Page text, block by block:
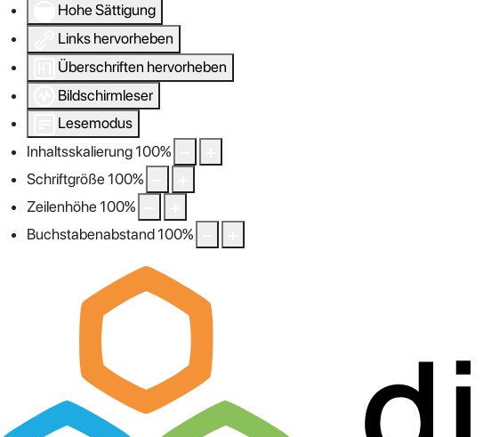
Hohe Sättigung
Links hervorheben
Überschriften hervorheben
Bildschirmleser
Lesemodus
Inhaltsskalierung100%
Schriftgröße100%
Zeilenhöhe100%
Buchstabenabstand100%